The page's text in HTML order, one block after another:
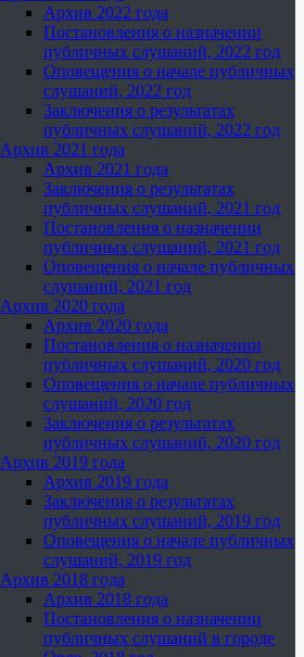
Архив 2022 года
Постановления о назначении
публичных слушаний, 2022 год
Оповещения о начале публичных
слушаний, 2022 год
Заключения о результатах
публичных слушаний, 2022 год
Архив 2021 года
Архив 2021 года
Заключения о результатах
публичных слушаний, 2021 год
Постановления о назначении
публичных слушаний, 2021 год
Оповещения о начале публичных
слушаний, 2021 год
Архив 2020 года
Архив 2020 года
Постановления о назначении
публичных слушаний, 2020 год
Оповещения о начале публичных
слушаний, 2020 год
Заключения о результатах
публичных слушаний, 2020 год
Архив 2019 года
Архив 2019 года
Заключения о результатах
публичных слушаний, 2019 год
Оповещения о начале публичных
слушаний, 2019 год
Архив 2018 года
Архив 2018 года
Постановления о назначении
публичных слушаний в городе